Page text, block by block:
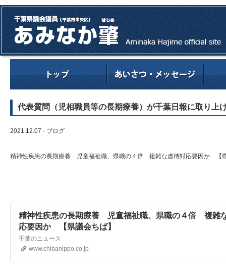
代表質問（児相職員等の長期療養）が千葉日報に取り上
2021.12.07 - ブログ
精神性疾患の長期療養 児童福祉職、県職の４倍 複雑な虐待対応要因か 【
精神性疾患の長期療養 児童福祉職、県職の４倍 複雑
応要因か 【県議会ちば】
千葉のニュース
www.chibanippo.co.jp